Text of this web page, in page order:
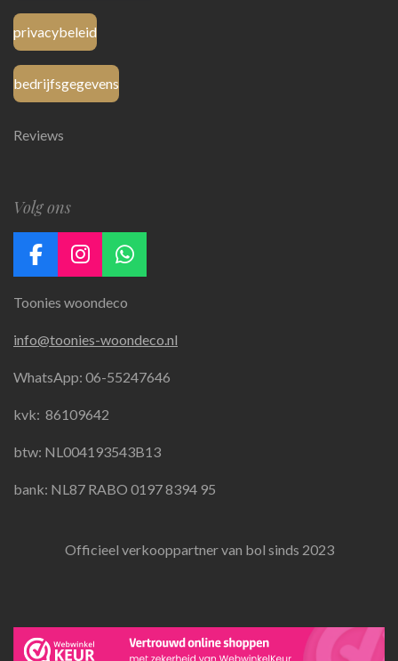
privacybeleid
bedrijfsgegevens
Reviews
Volg ons
F
c
b
o
k
I
s
a
g
a
W
a
s
A
Toonies woondeco
info@toonies-woondeco.nl
WhatsApp: 06-55247646
kvk: 86109642
btw: NL004193543B13
bank: NL87 RABO 0197 8394 95
Officieel verkooppartner van bol sinds 2023